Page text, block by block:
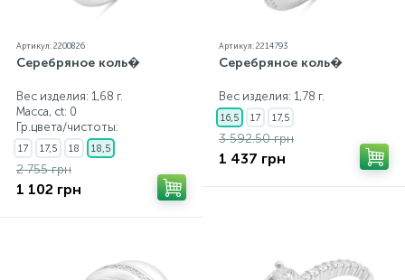
Артикул: 2200826
Серебряное коль�
Вес изделия: 1,68 г.
Масса, ct: 0
Гр.цвета/чистоты:
17 17,5 18 18,5
2 755 грн
1 102 грн
Артикул: 2214793
Серебряное коль�
Вес изделия: 1,78 г.
16,5 17 17,5
3 592.50 грн
1 437 грн